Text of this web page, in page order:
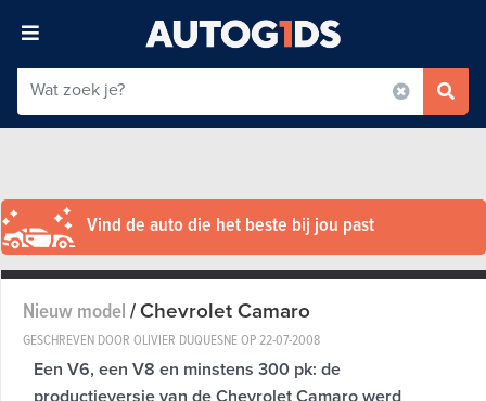
Vind de auto die het beste bij jou past
Nieuw model/Chevrolet Camaro
GESCHREVEN DOOR OLIVIER DUQUESNE OP 22-07-2008
Een V6, een V8 en minstens 300 pk: de
productieversie van de Chevrolet Camaro werd